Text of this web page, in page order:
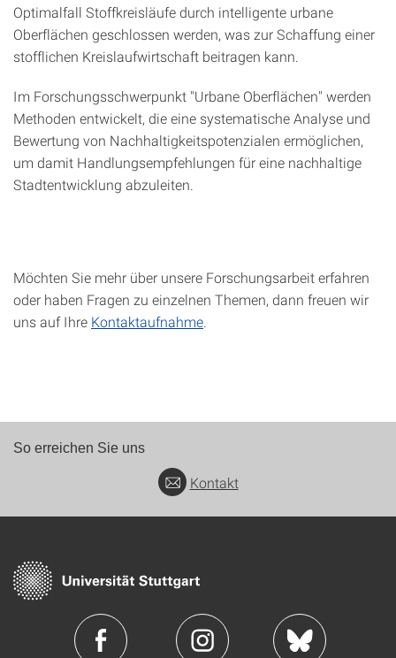
Optimalfall Stoffkreisläufe durch intelligente urbane
Oberflächen geschlossen werden, was zur Schaffung einer
stofflichen Kreislaufwirtschaft beitragen kann.
Im Forschungsschwerpunkt "Urbane Oberflächen" werden
Methoden entwickelt, die eine systematische Analyse und
Bewertung von Nachhaltigkeitspotenzialen ermöglichen,
um damit Handlungsempfehlungen für eine nachhaltige
Stadtentwicklung abzuleiten.
Möchten Sie mehr über unsere Forschungsarbeit erfahren
oder haben Fragen zu einzelnen Themen, dann freuen wir
uns auf Ihre Kontaktaufnahme
So erreichen Sie uns
Kontakt